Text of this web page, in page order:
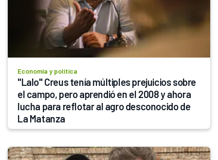
Economía y política
"Lalo" Creus tenía múltiples prejuicios sobre
el campo, pero aprendió en el 2008 y ahora
lucha para reflotar al agro desconocido de
La Matanza